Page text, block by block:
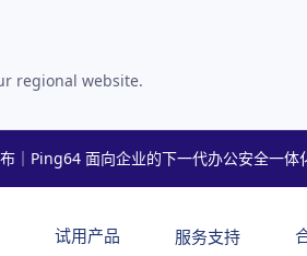
regional website.
｜Ping64 面向企业的下一代办公安全一体
试用产品 服务支持